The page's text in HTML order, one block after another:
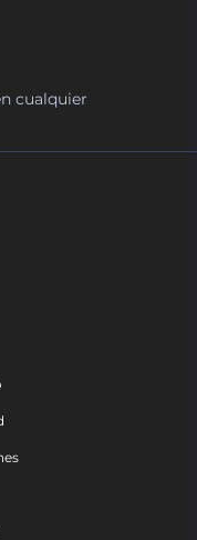
cualquier